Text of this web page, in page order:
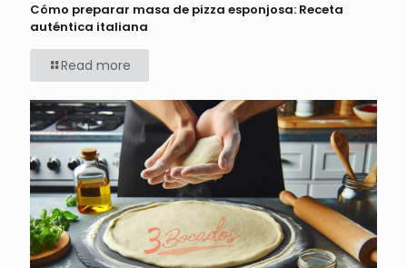
Cómo preparar masa de pizza esponjosa: Receta
auténtica italiana
Read more